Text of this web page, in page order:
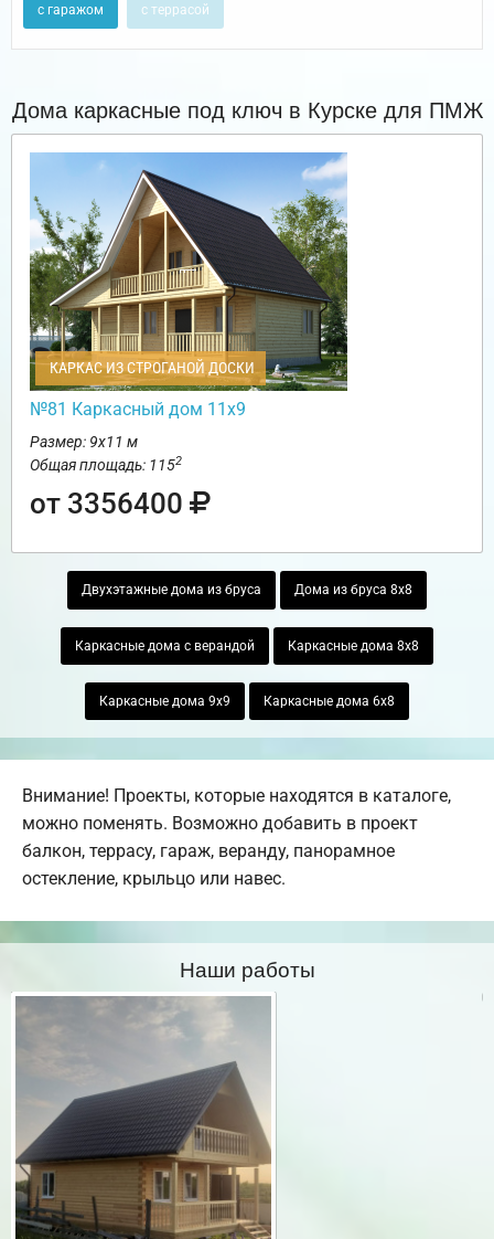
с гаражом с террасой
Дома каркасные под ключ в Курске для ПМЖ
КАРКАС ИЗ СТРОГАНОЙ ДОСКИ
№81 Каркасный дом 11х9
Размер: 9х11 м
Общая площадь: 1152
от 3356400
Двухэтажные дома из бруса Дома из бруса 8х8
Каркасные дома с верандой Каркасные дома 8х8
Каркасные дома 9х9 Каркасные дома 6х8
Внимание! Проекты, которые находятся в каталоге,
можно поменять. Возможно добавить в проект
балкон, террасу, гараж, веранду, панорамное
остекление, крыльцо или навес.
Наши работы